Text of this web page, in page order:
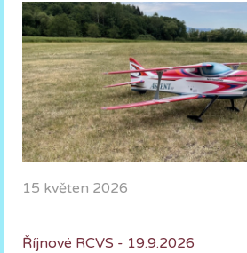
15 květen 2026
Říjnové RCVS - 19.9.2026